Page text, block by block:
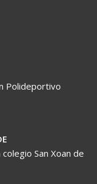
Polideportivo
San Xoan de